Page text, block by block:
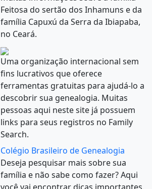
Feitosa do sertão dos Inhamuns e da
família Capuxú da Serra da Ibiapaba,
no Ceará.
Uma organização internacional sem
fins lucrativos que oferece
ferramentas gratuitas para ajudá-lo a
descobrir sua genealogia. Muitas
pessoas aqui neste site já possuem
links para seus registros no Family
Search.
Colégio Brasileiro de Genealogia
Deseja pesquisar mais sobre sua
família e não sabe como fazer? Aqui